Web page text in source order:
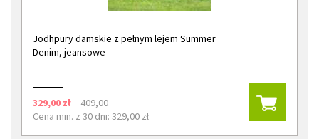
Jodhpury damskie z pełnym lejem Summer
Denim, jeansowe
329,00 zł
409,00
Cena min. z 30 dni: 329,00 zł